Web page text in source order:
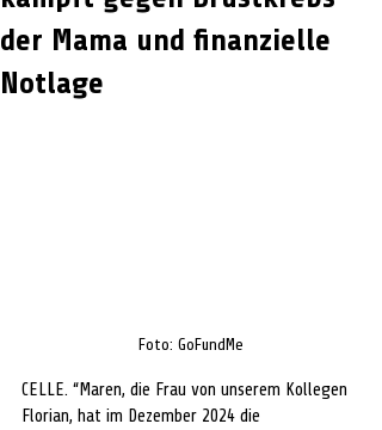
der Mama und finanzielle
Notlage
Foto: GoFundMe
CELLE. “Maren, die Frau von unserem Kollegen
Florian, hat im Dezember 2024 die